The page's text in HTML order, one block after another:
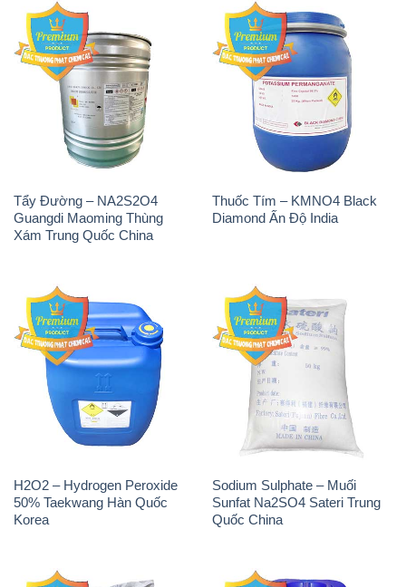
Tẩy Đường – NA2S2O4
Guangdi Maoming Thùng
Xám Trung Quốc China
Thuốc Tím – KMNO4 Black
Diamond Ấn Độ India
H2O2 – Hydrogen Peroxide
50% Taekwang Hàn Quốc
Korea
Sodium Sulphate – Muối
Sunfat Na2SO4 Sateri Trung
Quốc China